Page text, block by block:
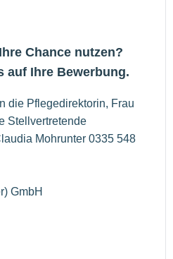
Chance nutzen?
auf Ihre Bewerbung.
die Pflegedirektorin, Frau
Stellvertretende
Mohrunter 0335 548
GmbH